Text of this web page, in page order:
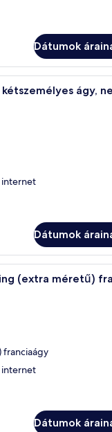
Dátumok
Egy szállodai
kétszemélyes ágy,
internet
Dátumok
Egy modern
(extra méretű)
franciaágy
internet
Dátumok